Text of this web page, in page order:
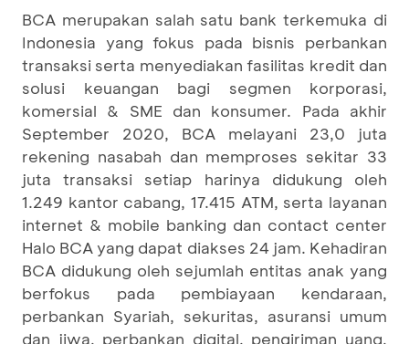
BCA merupakan salah satu bank terkemuka di
Indonesia yang fokus pada bisnis perbankan
transaksi serta menyediakan fasilitas kredit dan
solusi keuangan bagi segmen korporasi,
komersial & SME dan konsumer. Pada akhir
September 2020, BCA melayani 23,0 juta
rekening nasabah dan memproses sekitar 33
juta transaksi setiap harinya didukung oleh
1.249 kantor cabang, 17.415 ATM, serta layanan
internet & mobile banking dan contact center
Halo BCA yang dapat diakses 24 jam. Kehadiran
BCA didukung oleh sejumlah entitas anak yang
berfokus pada pembiayaan kendaraan,
perbankan Syariah, sekuritas, asuransi umum
dan jiwa, perbankan digital, pengiriman uang,